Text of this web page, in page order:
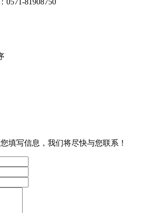
0571-81908750
填写信息，我们将尽快与您联系！